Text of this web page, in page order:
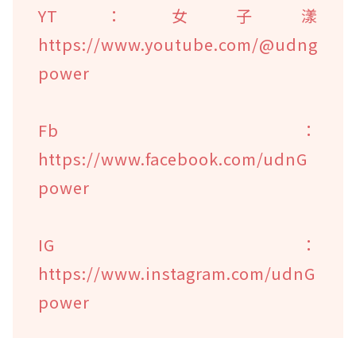
YT：女子漾
https://www.youtube.com/@udng
power
Fb：
https://www.facebook.com/udnG
power
IG：
https://www.instagram.com/udnG
power